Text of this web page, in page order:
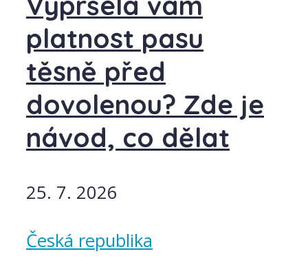
platnost pasu
těsně před
dovolenou? Zde je
návod, co dělat
25. 7. 2026
Česká republika